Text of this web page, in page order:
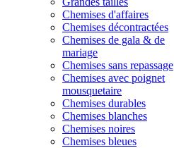
Chemises d'affaires
Chemises décontractées
Chemises de gala & de
mariage
Chemises sans repassage
Chemises avec poignet
mousquetaire
Chemises durables
Chemises blanches
Chemises noires
Chemises bleues